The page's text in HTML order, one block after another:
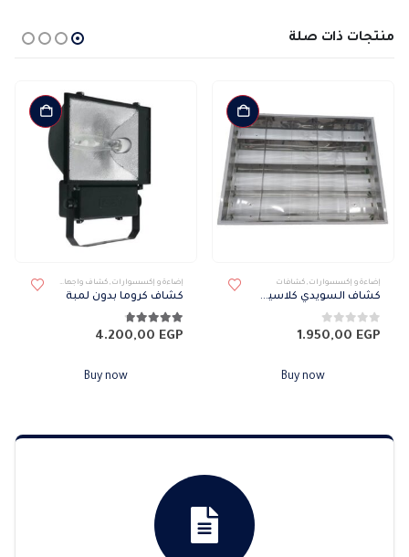
منتجات ذات صلة
إضاءة و إكسسوارات , كشافات
كشاف السويدي كلاسيك مدرج بارز
0من 5 1.950,00 EGP
Buy now
إضاءة و إكسسوارات , كشاف واجهات كشافات
كشاف كروما بدون لمبة
4.71من 5
4.200,00 EGP
Buy now